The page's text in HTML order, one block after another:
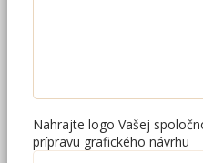
Nahrajte logo Vašej
prípravu grafického návrhu